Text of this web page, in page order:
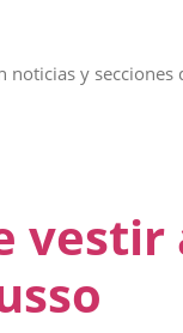
noticias y